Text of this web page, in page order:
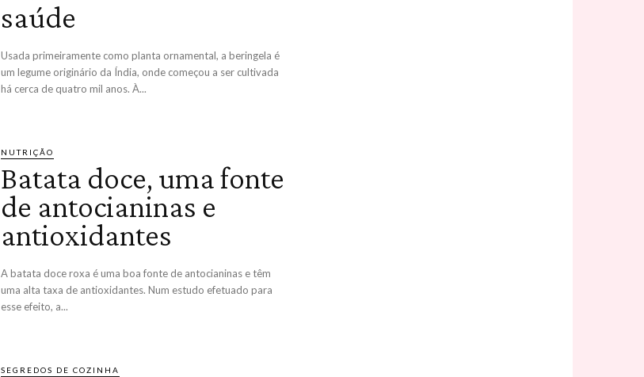
saúde
Usada primeiramente como planta ornamental, a beringela é
um legume originário da Índia, onde começou a ser cultivada
há cerca de quatro mil anos. À...
NUTRIÇÃO
Batata doce, uma fonte
de antocianinas e
antioxidantes
A batata doce roxa é uma boa fonte de antocianinas e têm
uma alta taxa de antioxidantes. Num estudo efetuado para
esse efeito, a...
SEGREDOS DE COZINHA